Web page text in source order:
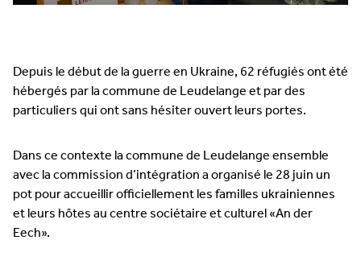
Depuis le début de la guerre en Ukraine, 62 réfugiés ont été
hébergés par la commune de Leudelange et par des
particuliers qui ont sans hésiter ouvert leurs portes.
Dans ce contexte la commune de Leudelange ensemble
avec la commission d’intégration a organisé le 28 juin un
pot pour accueillir officiellement les familles ukrainiennes
et leurs hôtes au centre sociétaire et culturel «An der
Eech».